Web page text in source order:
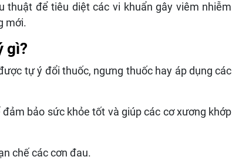
thuật để tiêu diệt các vi khuẩn gây viêm nhiễm
mới.
gì?
tự ý đổi thuốc, ngưng thuốc hay áp dụng các
bảo sức khỏe tốt và giúp các cơ xương khớp
chế các cơn đau.